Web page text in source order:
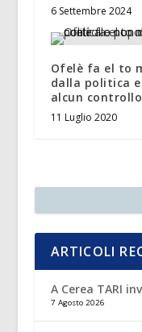
6 Settembre 2024
Ofelè fa el to
dalla politica
alcun
11 Luglio 2020
ARTICOLI
A Cerea TARI
7 Agosto 2026